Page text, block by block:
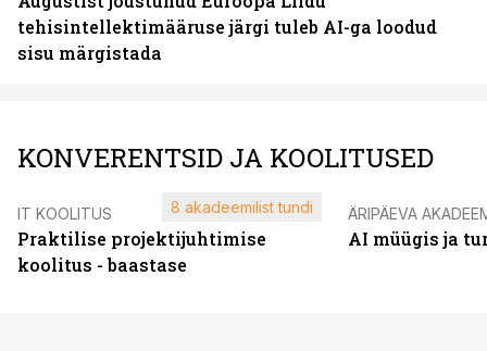
tehisintellektimääruse järgi tuleb AI-ga loodud
sisu märgistada
KONVERENTSID JA KOOLITUSED
IT KOOLITUS
Praktilise projektijuhtimise
koolitus - baastase
8 akadeemilist tundi ÄRIPÄEVA
AI müügis ja